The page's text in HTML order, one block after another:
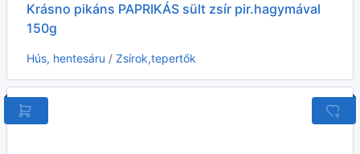
Krásno pikáns PAPRIKÁS sült zsír pir.hagymával
150g
Hús, hentesáru / Zsírok,tepertők